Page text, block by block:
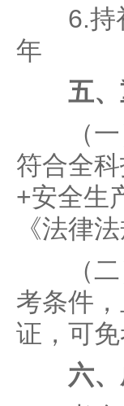
6.持初
年
五
（一）
符合全
+安全生
《法律
（二）
考条件
证，可
六